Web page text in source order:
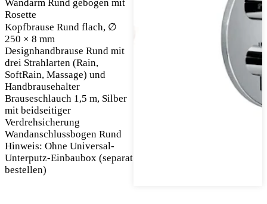
Wandarm Rund gebogen mit
Rosette
Kopfbrause Rund flach, ∅
250 × 8 mm
Designhandbrause Rund mit
drei Strahlarten (Rain,
SoftRain, Massage) und
Handbrausehalter
Brauseschlauch 1,5 m, Silber
mit beidseitiger
Verdrehsicherung
Wandanschlussbogen Rund
Hinweis: Ohne Universal-
Unterputz-Einbaubox (separat
bestellen)